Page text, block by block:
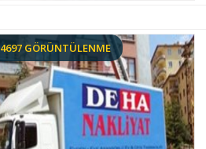
GÖRÜNTÜLENME